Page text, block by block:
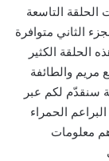
29، حيثُ أصبحت الحلقة التاسعة
الثاني متوافرة
الحلقة الكثير
مريم والطائفة
سنقدّم لكم عبر
الحمراء
أهم معلومات